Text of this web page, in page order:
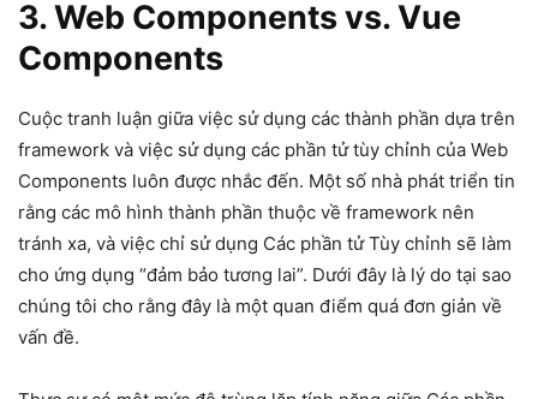
3. Web Components vs. Vue
Components
Cuộc tranh luận giữa việc sử dụng các thành phần dựa trên
framework và việc sử dụng các phần tử tùy chỉnh của Web
Components luôn được nhắc đến. Một số nhà phát triển tin
rằng các mô hình thành phần thuộc về framework nên
tránh xa, và việc chỉ sử dụng Các phần tử Tùy chỉnh sẽ làm
cho ứng dụng “đảm bảo tương lai”. Dưới đây là lý do tại sao
chúng tôi cho rằng đây là một quan điểm quá đơn giản về
vấn đề.